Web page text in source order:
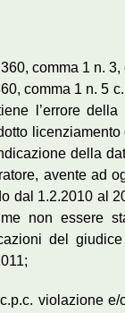
comma 1 n.
comma 1 n. 5
l’errore della
della
avente ad
dal 1.2.2010 al
non essere
del
violazione